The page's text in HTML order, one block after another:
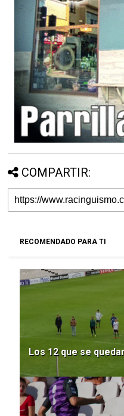
COMPARTIR:
RECOMENDADO PARA TI
Los 12 que se